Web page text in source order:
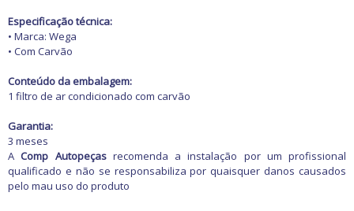
Especificação técnica:
• Marca: Wega
• Com Carvão
Conteúdo da embalagem:
1 filtro de ar condicionado com carvão
Garantia:
3 meses
AComp Autopeçasrecomenda a instalação por um profissional
qualificado e não se responsabiliza por quaisquer danos causados
pelo mau uso do produto